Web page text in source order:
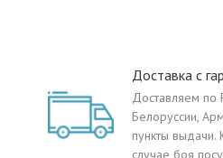
Доставка с
Доставляем по
Белоруссии,
пункты
случае боя